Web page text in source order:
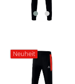
Neuheit